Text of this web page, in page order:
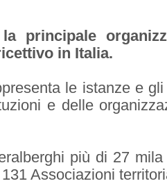
principale
in Italia.
le istanze e
e delle
più di 27
Associazioni